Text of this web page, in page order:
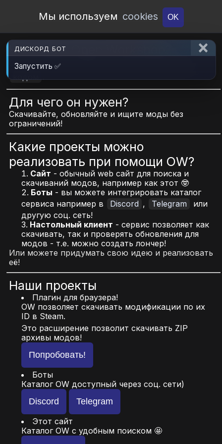
Open Workshop
Мы используем cookies OK
Что такое Open Workshop?
Это open-source проект с открытым
кодом .
Для чего он нужен?
Скачивайте, обновляйте и ищите моды без
ограничений!
Какие проекты можно
реализовать при помощи OW?
Сайт - обычный web сайт для поиска и
скачиваний модов, например как этот 🤓
Боты - вы можете интегрировать каталог
сервиса например в
Discord , Telegram
или
другую соц. сеть!
Настольный клиент - сервис позволяет как
скачивать, так и проверять обновления для
модов - т.е. можно создать лончер!
Или можете придумать свою идею и реализовать
её!
Наши проекты
Плагин для браузера!
OW позволяет скачивать модификации по их
ID в Steam.
Это расширение позволит скачивать ZIP
архивы модов!
Попробовать!
Боты
Каталог OW доступный через соц. сети)
Discord
Telegram
Этот сайт
Каталог OW с удобным поиском 🤩
ДИСКОРД БОТ
Запустить ✅